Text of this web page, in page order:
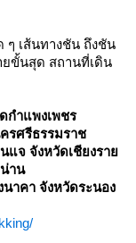
ๆ เส้นทางชัน ถึงชัน
ยขั้นสุด สถานที่เดิน
กำแพงเพชร
รศรีธรรมราช
แจ จังหวัดเชียงรา
าน
าคา จังหวัดระนอง